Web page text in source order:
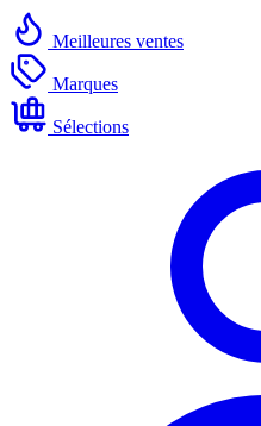
Meilleures ventes
Marques
Sélections